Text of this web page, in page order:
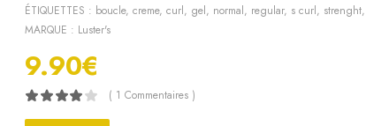
ÉTIQUETTES : boucle, creme, curl, gel, normal, regular, s curl, strenght,
MARQUE : Luster's
9.90€
( 1 Commentaires )